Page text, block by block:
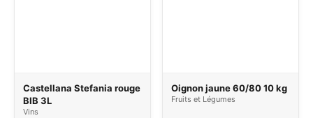
Castellana Stefania rouge
BIB 3L
Vins
Oignon jaune 60/80 10 kg
Fruits et Légumes